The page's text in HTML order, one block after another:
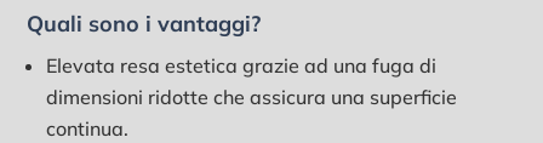
Quali sono i vantaggi?
Elevata resa estetica grazie ad una fuga di
dimensioni ridotte che assicura una superficie
continua.